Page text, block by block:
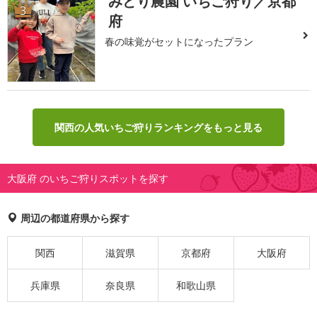
3
府
春の味覚がセットになったプラン
関西の人気いちご狩りランキングをもっと見る
大阪府 のいちご狩りスポットを探す
周辺の都道府県から探す
関西 滋賀県 京都府 大阪府
兵庫県 奈良県 和歌山県